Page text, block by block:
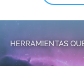
HERRAMIENTAS